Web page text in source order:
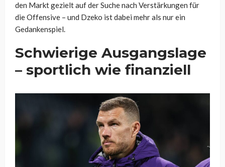
den Markt gezielt auf der Suche nach Verstärkungen für
die Offensive – und Dzeko ist dabei mehr als nur ein
Gedankenspiel.
Schwierige Ausgangslage
– sportlich wie finanziell